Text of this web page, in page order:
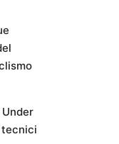
tecnici